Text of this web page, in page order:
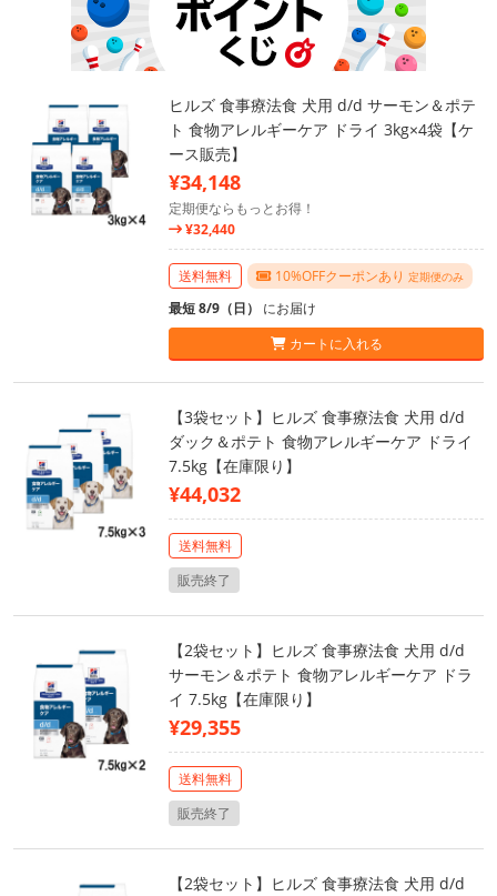
ヒルズ 食事療法食 犬用 d/d サーモン＆ポテ
ト 食物アレルギーケア ドライ 3kg×4袋【ケ
ース販売】
¥34,148
定期便ならもっとお得！
¥32,440
送料無料 10%OFFクーポンあり 定期便のみ
最短 8/9（日） にお届け
カートに入れる
【3袋セット】ヒルズ 食事療法食 犬用 d/d
ダック＆ポテト 食物アレルギーケア ドライ
7.5kg【在庫限り】
¥44,032
送料無料
販売終了
【2袋セット】ヒルズ 食事療法食 犬用 d/d
サーモン＆ポテト 食物アレルギーケア ドラ
イ 7.5kg【在庫限り】
¥29,355
送料無料
販売終了
【2袋セット】ヒルズ 食事療法食 犬用 d/d